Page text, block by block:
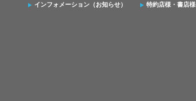
インフォメーション（お知らせ）
特約店様・書店